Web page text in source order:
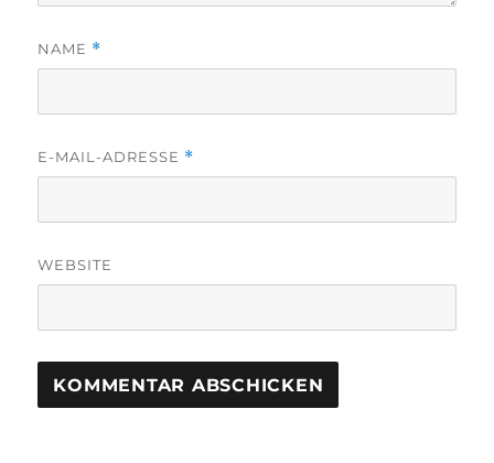
NAME *
E-MAIL-ADRESSE *
WEBSITE